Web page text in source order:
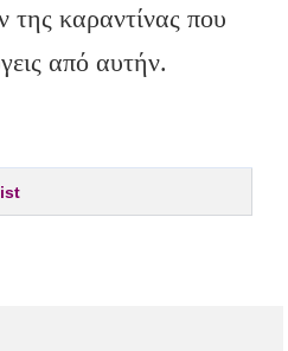
της καραντίνας που
από αυτήν.